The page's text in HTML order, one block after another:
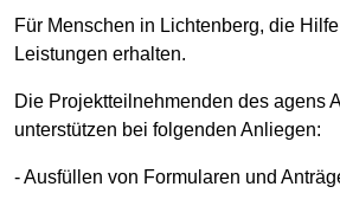
Für Menschen in Lichtenberg, die
Leistungen erhalten.
Die Projektteilnehmenden des agens
unterstützen bei folgenden Anliegen:
- Ausfüllen von Formularen und